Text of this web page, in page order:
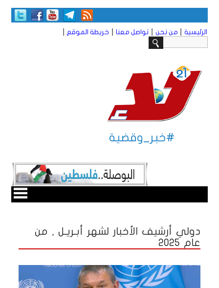
الرئيسية من نحن تواصل معنا خريطة الموقع
#خبر_وقضية
دولي أرشيف الأخبار لشهر أبـريـل , من
عام 2025